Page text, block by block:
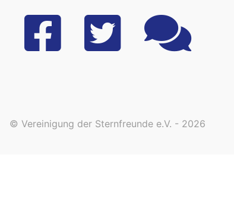
© Vereinigung der Sternfreunde e.V. - 2026